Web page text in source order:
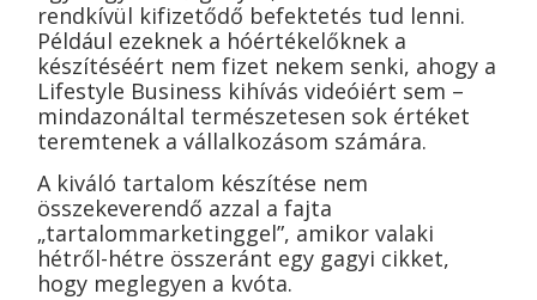
rendkívül kifizetődő befektetés tud lenni.
Például ezeknek a hóértékelőknek a
készítéséért nem fizet nekem senki, ahogy a
Lifestyle Business kihívás videóiért sem –
mindazonáltal természetesen sok értéket
teremtenek a vállalkozásom számára.
A kiváló tartalom készítése nem
összekeverendő azzal a fajta
„tartalommarketinggel”, amikor valaki
hétről-hétre összeránt egy gagyi cikket,
hogy meglegyen a kvóta.